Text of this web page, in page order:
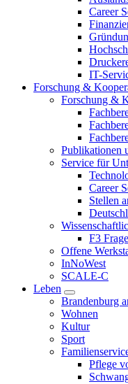
Career
IT-
Forschung &
Forschung &
Publikationen
Service für
Career
Stellen
F3
Offene
InNoWest
SCALE-C
Leben
Brandenburg
Wohnen
Kultur
Sport
Pflege